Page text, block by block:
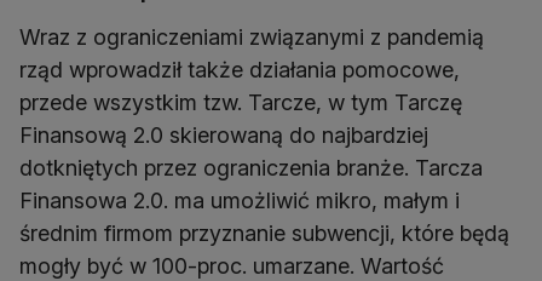
Wraz z ograniczeniami związanymi z pandemią
rząd wprowadził także działania pomocowe,
przede wszystkim tzw. Tarcze, w tym Tarczę
Finansową 2.0 skierowaną do najbardziej
dotkniętych przez ograniczenia branże. Tarcza
Finansowa 2.0. ma umożliwić mikro, małym i
średnim firmom przyznanie subwencji, które będą
mogły być w 100-proc. umarzane. Wartość